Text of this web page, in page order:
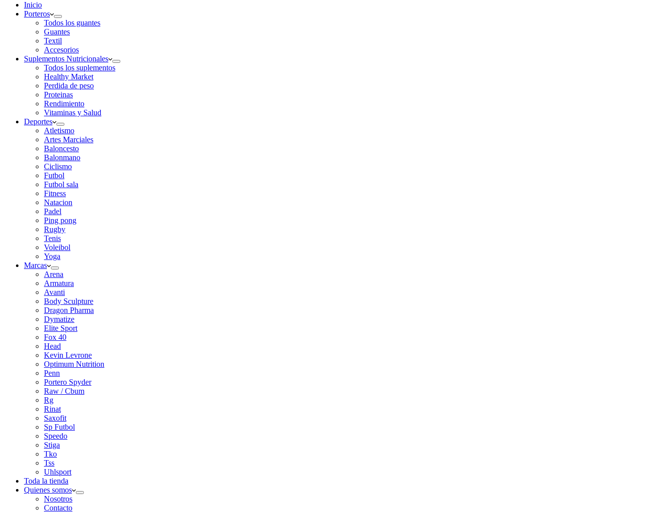
Inicio
Porteros
Todos los guantes
Guantes
Textil
Accesorios
Suplementos Nutricionales
Todos los suplementos
Healthy Market
Perdida de peso
Proteinas
Rendimiento
Vitaminas y Salud
Deportes
Atletismo
Artes Marciales
Baloncesto
Balonmano
Ciclismo
Futbol
Futbol sala
Fitness
Natacion
Padel
Ping pong
Rugby
Tenis
Voleibol
Yoga
Marcas
Arena
Armatura
Avanti
Body Sculpture
Dragon Pharma
Dymatize
Elite Sport
Fox 40
Head
Kevin Levrone
Optimum Nutrition
Penn
Portero Spyder
Raw / Cbum
Rg
Rinat
Saxofit
Sp Futbol
Speedo
Stiga
Tko
Tss
Uhlsport
Toda la tienda
Quienes somos
Nosotros
Contacto